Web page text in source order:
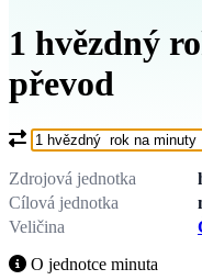
1 hvězdný
převod
Co chcete převést?
Zdrojová jednotka
Cílová jednotka
Veličina
O jednotce minuta